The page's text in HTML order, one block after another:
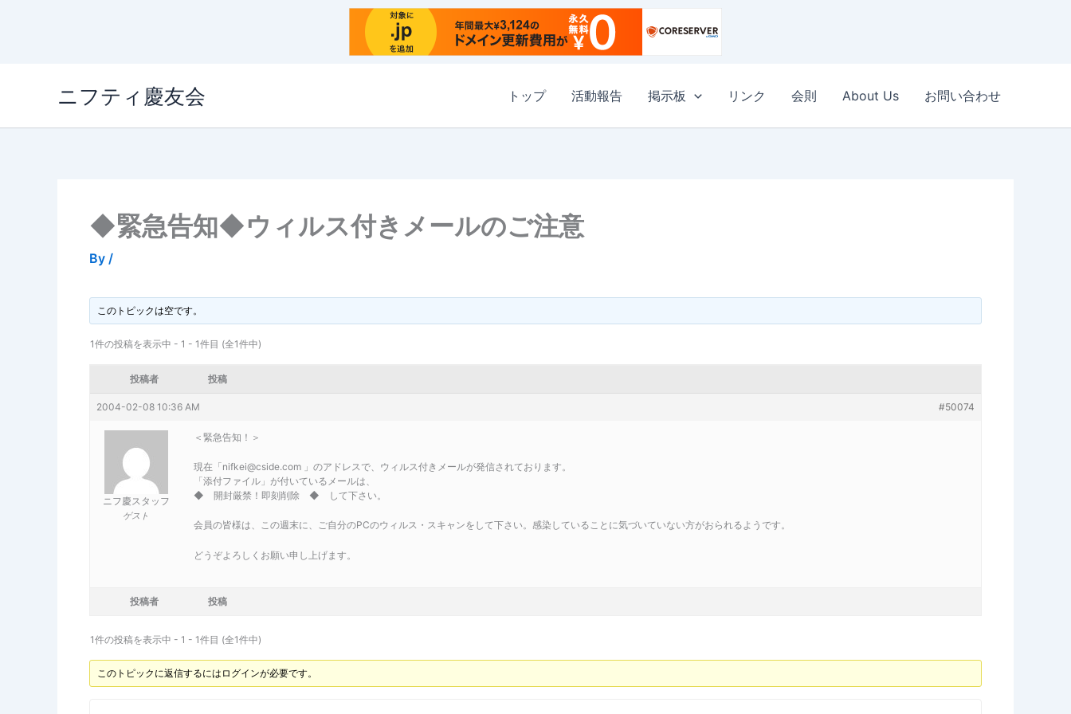
ニフティ慶友会 トップ 活動報告 掲示板 リンク 会則 About Us お問い合わせ
◆緊急告知◆ウィルス付きメールのご注意
By /
このトピックは空です。
1件の投稿を表示中 - 1 - 1件目 (全1件中)
投稿者 投稿
2004-02-08 10:36 AM #50074
ニフ慶スタッフ
ゲスト
＜緊急告知！＞
現在「nifkei@cside.com 」のアドレスで、ウィルス付きメールが発信されております。
「添付ファイル」が付いているメールは、
◆ 開封厳禁！即刻削除 ◆ して下さい。
会員の皆様は、この週末に、ご自分のPCのウィルス・スキャンをして下さい。感染していることに気づいていない方がおられるようです。
どうぞよろしくお願い申し上げます。
投稿者 投稿
1件の投稿を表示中 - 1 - 1件目 (全1件中)
このトピックに返信するにはログインが必要です。